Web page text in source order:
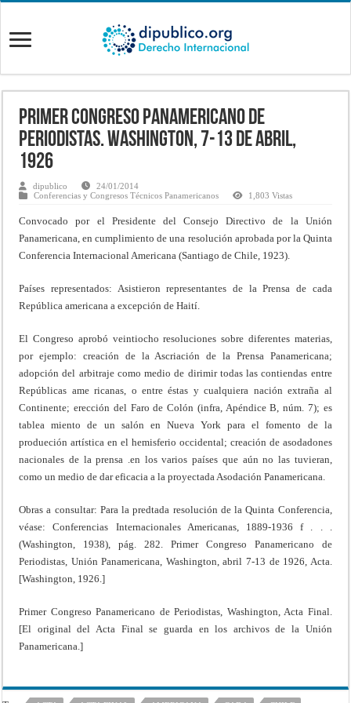
Primer Congreso Panamericano de
Periodistas. Washington, 7-13 de Abril,
1926
dipublico
24/01/2014
Conferencias y Congresos Técnicos Panamericanos
1,803 Vistas
Convocado por el Presidente del Consejo Directivo de la Unión
Panamericana, en cumplimiento de una resolución aprobada por la Quinta
Conferencia Internacional Americana (Santiago de Chile, 1923).
Países representados: Asistieron representantes de la Prensa de cada
República americana a excepción de Haití.
El Congreso aprobó veintiocho resoluciones sobre diferentes materias,
por ejemplo: creación de la Ascriación de la Prensa Panamericana;
adopción del arbitraje como medio de dirimir todas las contiendas entre
Repúblicas ame ricanas, o entre éstas y cualquiera nación extraña al
Continente; erección del Faro de Colón (infra, Apéndice B, núm. 7); es
tablea miento de un salón en Nueva York para el fomento de la
produeción artística en el hemisferio occidental; creación de asodadones
nacionales de la prensa .en los varios países que aún no las tuvieran,
como un medio de dar eficacia a la proyectada Asodación Panamericana.
Obras a consultar: Para la predtada resolución de la Quinta Conferencia,
véase: Conferencias Internacionales Americanas, 1889-1936 f . . .
(Washington, 1938), pág. 282. Primer Congreso Panamericano de
Periodistas, Unión Panamericana, Washington, abril 7-13 de 1926, Acta.
[Washington, 1926.]
Primer Congreso Panamericano de Periodistas, Washington, Acta Final.
[El original del Acta Final se guarda en los archivos de la Unión
Panamericana.]